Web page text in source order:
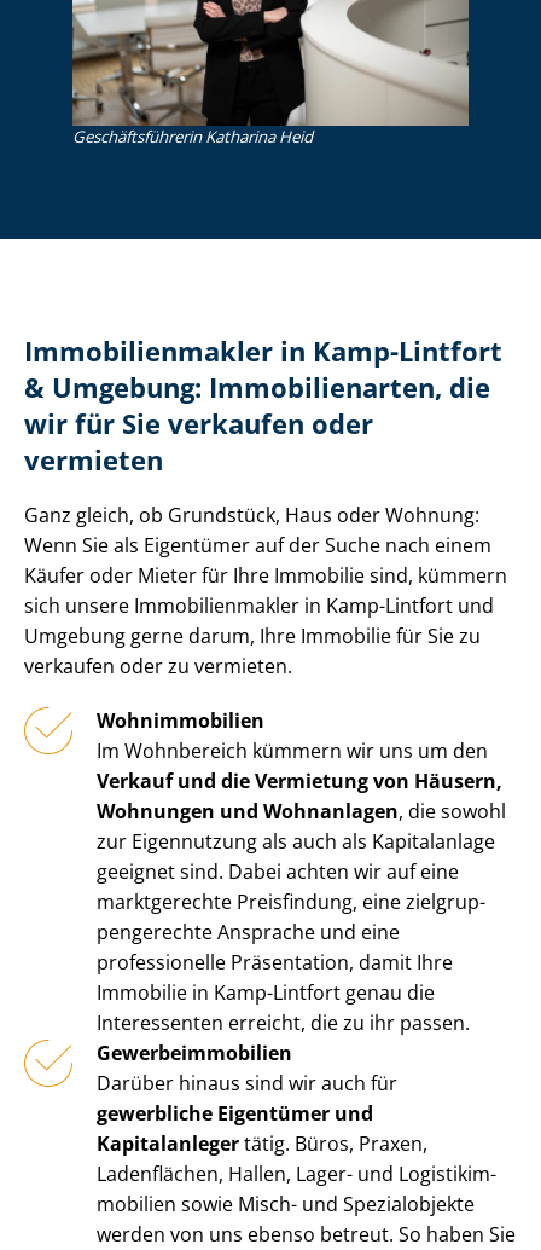
Ge­schäfts­füh­re­rin Katharina Heid
Im­mo­bi­li­en­mak­ler in Kamp-Lintfort
& Umgebung: Immobilienarten, die
wir für Sie verkaufen oder
vermieten
Ganz gleich, ob Grundstück, Haus oder Wohnung:
Wenn Sie als Eigentümer auf der Suche nach einem
Käufer oder Mieter für Ihre Immobilie sind, kümmern
sich unsere Im­mo­bi­li­en­mak­ler in Kamp-Lintfort und
Umgebung gerne darum, Ihre Immobilie für Sie zu
verkaufen oder zu vermieten.
Wohnimmobilien
Im Wohnbereich kümmern wir uns um den
Verkauf und die Vermietung von Häusern,
Wohnungen und Wohnanlagen, die sowohl
zur Eigennutzung als auch als Kapitalanlage
geeignet sind. Dabei achten wir auf eine
marktgerechte Preisfindung, eine ziel­grup­
pen­ge­rech­te Ansprache und eine
professionelle Präsentation, damit Ihre
Immobilie in Kamp-Lintfort genau die
Interessenten erreicht, die zu ihr passen.
Ge­wer­be­im­mo­bi­li­en
Darüber hinaus sind wir auch für
gewerbliche Eigentümer und
Kapitalanlegertätig. Büros, Praxen,
Ladenflächen, Hallen, Lager- und Lo­gis­tik­im­
mo­bi­li­en sowie Misch- und Spezialobjekte
werden von uns ebenso betreut. So haben Sie